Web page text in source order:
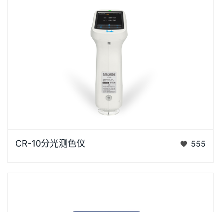
仪，使用方便，一键可完成测量，采用内置大面积硅光
CR-10分光测色仪 555